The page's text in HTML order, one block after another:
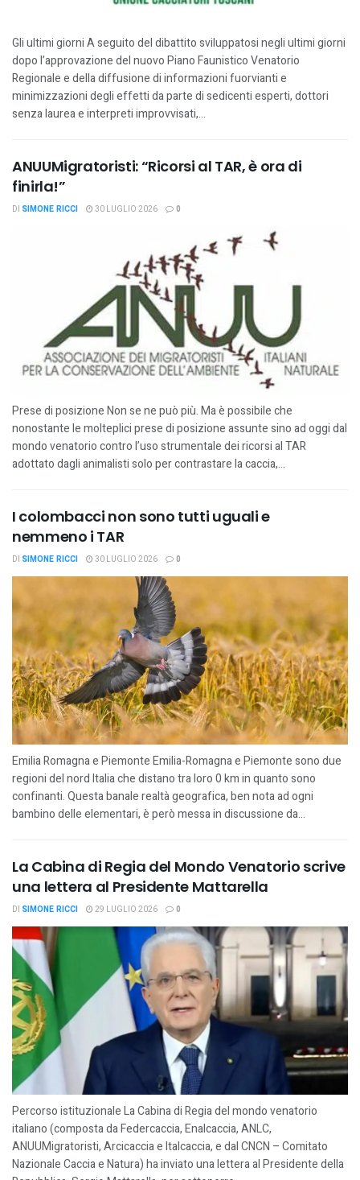
Gli ultimi giorni A seguito del dibattito sviluppatosi negli ultimi giorni
dopo l’approvazione del nuovo Piano Faunistico Venatorio
Regionale e della diffusione di informazioni fuorvianti e
minimizzazioni degli effetti da parte di sedicenti esperti, dottori
senza laurea e interpreti improvvisati,...
ANUUMigratoristi: “Ricorsi al TAR, è ora di
finirla!”
DI SIMONE RICCI 30 LUGLIO 2026 0
Prese di posizione Non se ne può più. Ma è possibile che
nonostante le molteplici prese di posizione assunte sino ad oggi dal
mondo venatorio contro l’uso strumentale dei ricorsi al TAR
adottato dagli animalisti solo per contrastare la caccia,...
I colombacci non sono tutti uguali e
nemmeno i TAR
DI SIMONE RICCI 30 LUGLIO 2026 0
Emilia Romagna e Piemonte Emilia-Romagna e Piemonte sono due
regioni del nord Italia che distano tra loro 0 km in quanto sono
confinanti. Questa banale realtà geografica, ben nota ad ogni
bambino delle elementari, è però messa in discussione da...
La Cabina di Regia del Mondo Venatorio scrive
una lettera al Presidente Mattarella
DI SIMONE RICCI 29 LUGLIO 2026 0
Percorso istituzionale La Cabina di Regia del mondo venatorio
italiano (composta da Federcaccia, Enalcaccia, ANLC,
ANUUMigratoristi, Arcicaccia e Italcaccia, e dal CNCN – Comitato
Nazionale Caccia e Natura) ha inviato una lettera al Presidente della